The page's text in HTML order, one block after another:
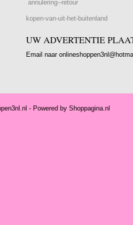
annulering--retour
kopen-van-uit-het-buitenland
UW ADVERTENTIE
Email naar
- Powered by Shoppagina.nl